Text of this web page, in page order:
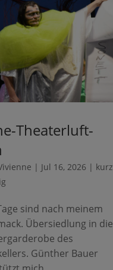
Theaterluft-
| Jul 16, 2026 | kurz
sind nach meinem
Übersiedlung in die
des
Günther Bauer